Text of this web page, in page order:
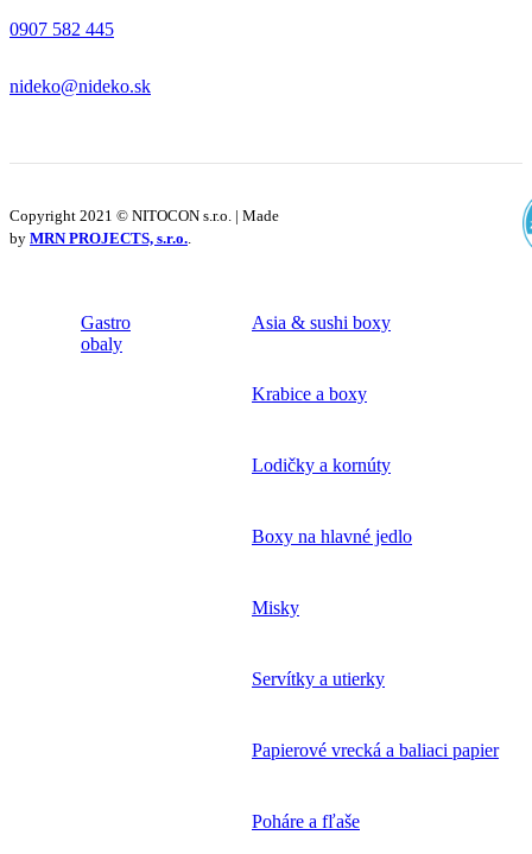
0907 582 445
nideko@nideko.sk
Copyright 2021 © NITOCON s.r.o. | Made
by MRN PROJECTS, s.r.o.
Gastro
obaly
Asia & sushi boxy
Krabice a boxy
Lodičky a kornúty
Boxy na hlavné jedlo
Misky
Servítky a utierky
Papierové vrecká a baliaci papier
Poháre a fľaše